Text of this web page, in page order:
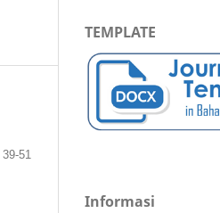
39-51
TEMPLATE
Informasi